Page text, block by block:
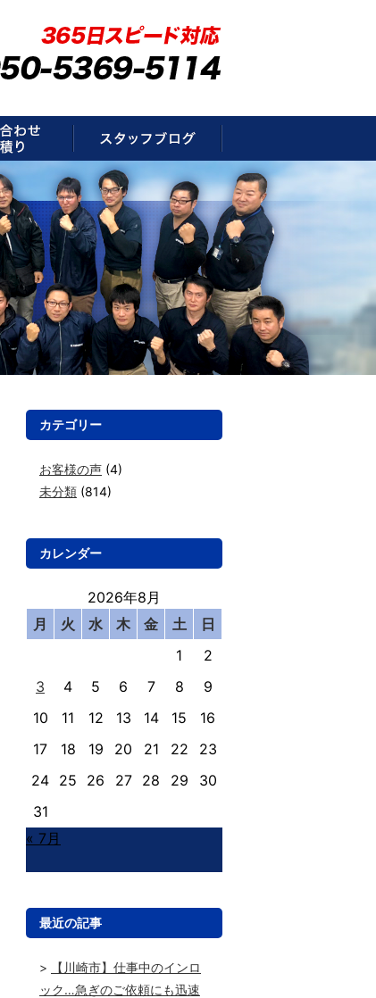
お問い合わせ・お見積もり
カテゴリー
お客様の声 (4)
未分類 (814)
カレンダー
2026年8月
月
火 水 木 金 土
日
1
2
3
4 5 6 7 8
9
10
11 12 13 14 15
16
17
18 19 20 21 22
23
24 25 26 27 28 29
30
31
« 7月
最近の記事
【川崎市】仕事中のインロ
ック…急ぎのご依頼にも迅速